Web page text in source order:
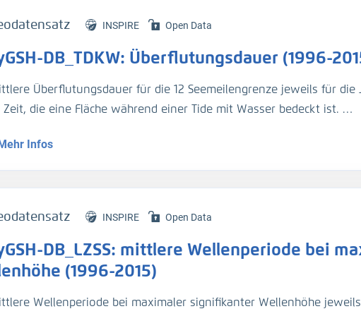
INSPIRE Open Data
DB_TDKW: Überflutungsdauer (1996-
Überflutungsdauer für die 12 Seemeilengrenze jeweils für die
Zeit, die eine Fläche während einer Tide mit Wasser bedeckt ist.
Beschreibung der Analysemodi befindet sich im BAWiki (
).
R., et.al., (2019), Validierungsdokument - EasyGSH-DB - Teil:
J., et.al., (2020), Flächenhafte Analysen numerischer
R., Plüß, A., Ihde, R., Freund, J., Dreier, N., Nehlsen, E., Schrage,
Infos
INSPIRE Open Data
DB_LZSS: mittlere Wellenperiode bei
(1996-2015)
Wellenperiode bei maximaler signifikanter Wellenhöhe